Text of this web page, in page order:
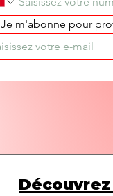
Je m'abonne pour